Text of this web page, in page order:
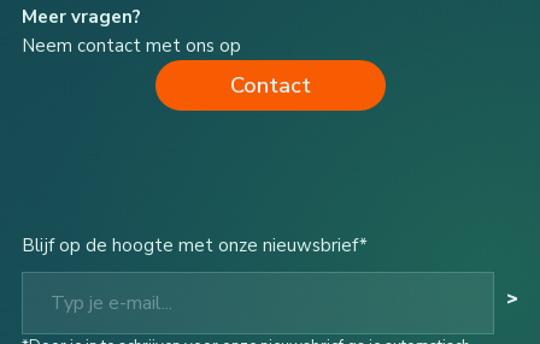
Meer vragen?
Neem contact met ons op
Contact
Blijf op de hoogte met onze nieuwsbrief*
Typ je e-mail...
>